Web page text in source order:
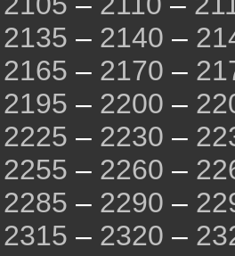
2135 – 2140 –
2165 – 2170 –
2195 – 2200 –
2225 – 2230 –
2255 – 2260 –
2285 – 2290 –
2315 – 2320 –